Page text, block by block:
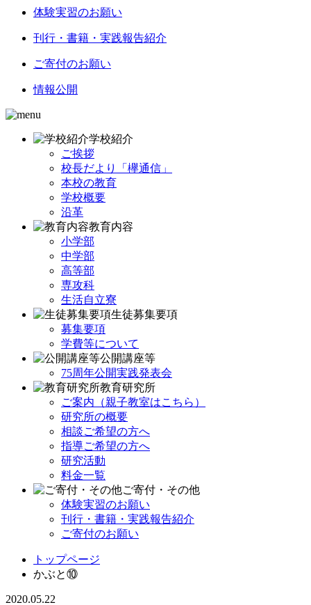
体験実習のお願い
刊行・書籍・実践報告紹介
ご寄付のお願い
情報公開
学校紹介
ご挨拶
校長だより「欅通信」
本校の教育
学校概要
沿革
教育内容
小学部
中学部
高等部
専攻科
生活自立寮
生徒募集要項
募集要項
学費等について
公開講座等
75周年公開実践発表会
教育研究所
ご案内（親子教室はこちら）
研究所の概要
相談ご希望の方へ
指導ご希望の方へ
研究活動
料金一覧
ご寄付・その他
体験実習のお願い
刊行・書籍・実践報告紹介
ご寄付のお願い
トップページ
かぶと⑩
2020.05.22